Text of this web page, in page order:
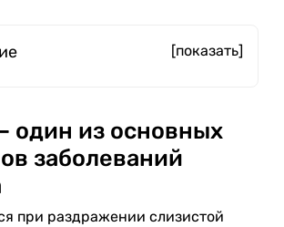
[показать]
один из основных
заболеваний
при раздражении слизистой